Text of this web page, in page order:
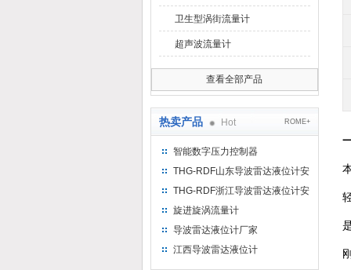
卫生型涡街流量计
超声波流量计
查看全部产品
热卖产品 Hot ROME+
智能数字压力控制器
THG-RDF山东导波雷达液位计安
装方法
THG-RDF浙江导波雷达液位计安
装方法
旋进旋涡流量计
导波雷达液位计厂家
江西导波雷达液位计